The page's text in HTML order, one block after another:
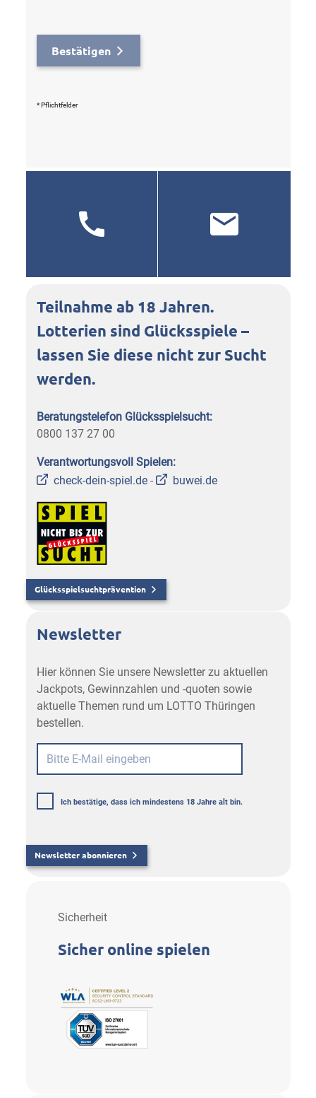
Bestätigen
* Pflichtfelder
Teilnahme ab 18 Jahren.
Lotterien sind Glücksspiele –
lassen Sie diese nicht zur Sucht
werden.
Beratungstelefon Glücksspielsucht:
0800 137 27 00
Verantwortungsvoll Spielen:
check-dein-spiel.de- buwei.de
Glücksspielsuchtprävention
Newsletter
Hier können Sie unsere Newsletter zu aktuellen
Jackpots, Gewinnzahlen und -quoten sowie
aktuelle Themen rund um LOTTO Thüringen
bestellen.
Ich bestätige, dass ich mindestens 18 Jahre alt bin.
Newsletter abonnieren
Sicherheit
Sicher online spielen